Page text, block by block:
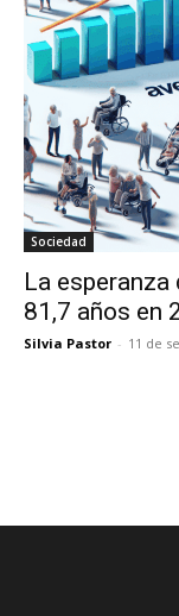
Sociedad
La esperanza
81,7 años en
Silvia Pastor - 11 de